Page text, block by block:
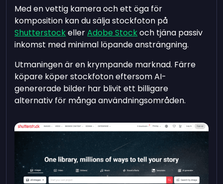
Med en vettig kamera och ett öga för
komposition kan du sälja stockfoton på
ShutterstockellerAdobe Stockoch tjäna passiv
inkomst med minimal löpande ansträngning.
Utmaningen är en krympande marknad. Färre
köpare köper stockfoton eftersom AI-
genererade bilder har blivit ett billigare
alternativ för många användningsområden.